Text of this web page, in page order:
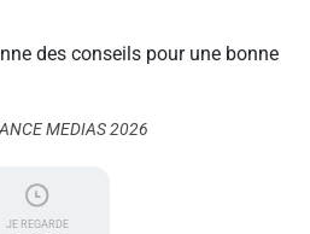
des conseils pour une bonne
MEDIAS 2026
JE REGARDE